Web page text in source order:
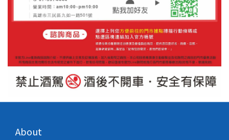
About